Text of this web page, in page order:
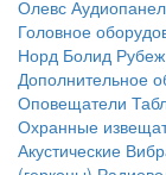
Олевс
Головное
Норд Болид
Дополнительное
Оповещатели
Охранные
Акустические